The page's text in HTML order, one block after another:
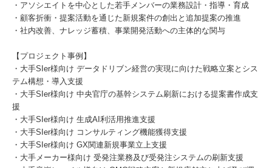
・アソシエイトを中心とした若手メンバーの業務設計・指導・育成
・顧客折衝・提案活動を通じた新規案件の創出と追加提案の推進
・社内改善、ナレッジ蓄積、事業開発活動への主体的な関与
【プロジェクト事例】
・大手SIer様向け データドリブン経営の実現に向けた戦略立案とシス
テム構想・導入支援
・大手SIer様向け 中央官庁の基幹システム刷新における提案書作成支
援
・大手SIer様向け 生成AI利活用推進支援
・大手SIer様向け コンサルティング機能獲得支援
・大手SIer様向け GX関連新規事業立上支援
・大手メーカー様向け 受発注業務及び受発注システムの刷新支援